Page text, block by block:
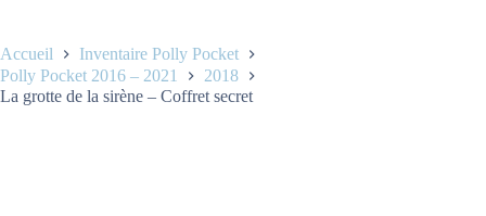
Accueil
Inventaire Polly Pocket
Polly Pocket 2016 – 2021
2018
La grotte de la sirène – Coffret secret